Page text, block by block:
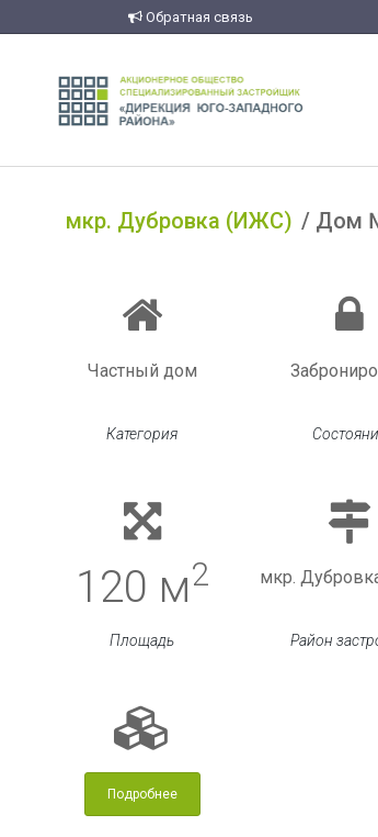
Обратная связь
мкр. Дубровка (ИЖС) Дом
Частный дом
Категория
120 м2
Площадь
мкр.
Район
Подробнее